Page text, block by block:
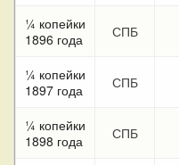
¼ копейки
1896 года
СПБ
¼ копейки
1897 года
СПБ
¼ копейки
1898 года
СПБ